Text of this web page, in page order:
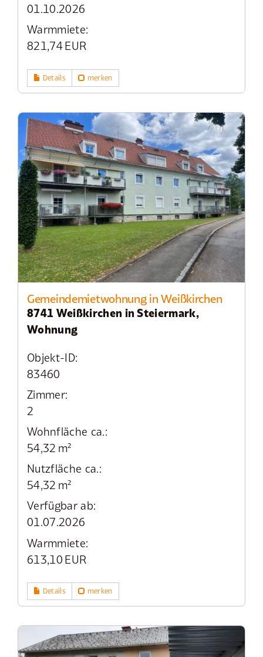
01.10.2026
Warmmiete:
821,74 EUR
Details merken
Gemeindemietwohnung in Weißkirchen
8741 Weißkirchen in Steiermark,
Wohnung
Objekt-ID:
83460
Zimmer:
2
Wohnfläche ca.:
54,32 m²
Nutzfläche ca.:
54,32 m²
Verfügbar ab:
01.07.2026
Warmmiete:
613,10 EUR
Details merken